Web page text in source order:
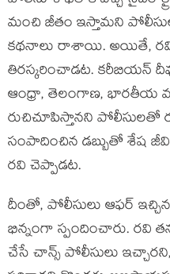
మంచి జీతం ఇస్తామని
కథనాలు రాశాయి. అయితే, రవి
తిరస్కరించాడట. కరీబియన్
ఆంధ్రా, తెలంగాణ, భారతీయ
రుచిచూపిస్తానని పోలీసులతో
సంపాదించిన డబ్బుతో శేష
రవి చెప్పాడట.
దీంతో, పోలీసులు ఆఫర్
భిన్నంగా స్పందించారు. రవి
చేసే చాన్స్ పోలీసులు